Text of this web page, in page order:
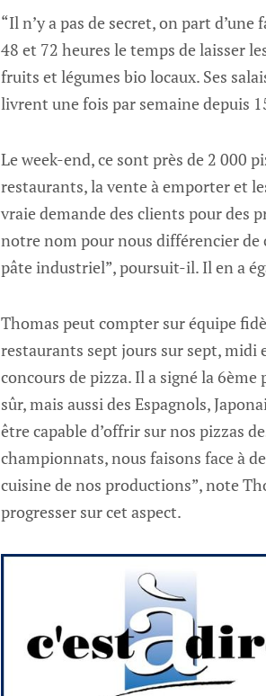
“Il n’y a pas de secret, on part
48 et 72 heures le temps de laisser
fruits et légumes bio locaux. Ses
livrent une fois par semaine depuis
Le week-end, ce sont près de 2 000
restaurants, la vente à emporter et
vraie demande des clients pour des
notre nom pour nous différencier
pâte industriel”, poursuit-il. Il en a
Thomas peut compter sur équipe
restaurants sept jours sur sept, midi
concours de pizza. Il a signé la 6ème
sûr, mais aussi des Espagnols,
être capable d’offrir sur nos pizzas
championnats, nous faisons face à
cuisine de nos productions”, note
progresser sur cet aspect.